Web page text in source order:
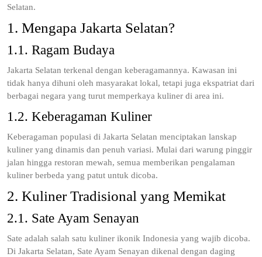
Selatan.
1. Mengapa Jakarta Selatan?
1.1. Ragam Budaya
Jakarta Selatan terkenal dengan keberagamannya. Kawasan ini
tidak hanya dihuni oleh masyarakat lokal, tetapi juga ekspatriat dari
berbagai negara yang turut memperkaya kuliner di area ini.
1.2. Keberagaman Kuliner
Keberagaman populasi di Jakarta Selatan menciptakan lanskap
kuliner yang dinamis dan penuh variasi. Mulai dari warung pinggir
jalan hingga restoran mewah, semua memberikan pengalaman
kuliner berbeda yang patut untuk dicoba.
2. Kuliner Tradisional yang Memikat
2.1. Sate Ayam Senayan
Sate adalah salah satu kuliner ikonik Indonesia yang wajib dicoba.
Di Jakarta Selatan, Sate Ayam Senayan dikenal dengan daging